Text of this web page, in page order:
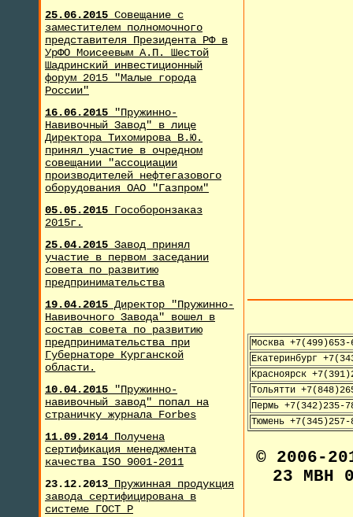
25.06.2015 Совещание с
заместителем полномочного
представителя Президента РФ в
УрФО Моисеевым А.П. Шестой
Шадринский инвестиционный
форум 2015 "Малые города
России"
16.06.2015
"Пружинно-
Навивочный Завод" в лице
Директора Тихомирова В.Ю.
принял участие в очредном
совещании "ассоциации
производителей нефтегазового
оборудования ОАО "Газпром"
05.05.2015 Гособоронзаказ
2015г.
25.04.2015 Завод принял
участие в первом заседании
совета по развитию
предпринимательства
19.04.2015 Директор "Пружинно-
Навивочного Завода" вошел в
состав совета по развитию
предпринимательства при
Губернаторе Курганской
области.
10.04.2015 "Пружинно-
навивочный завод" попал на
страничку журнала Forbes
11.09.2014 Получена
сертификация менеджмента
качества ISO 9001-2011
23.12.2013 Пружинная продукция
завода сертифицирована в
системе ГОСТ Р
Москва +7(499)653-
Екатеринбург
Красноярск
Тольятти
Пермь +7(342)235-
Тюмень +7(345)257-
© 2006-
23 МВН